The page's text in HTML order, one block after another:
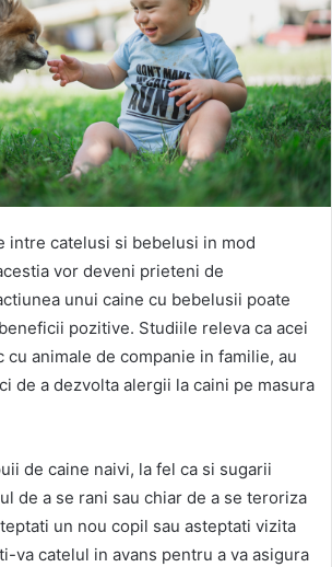
intre catelusi si bebelusi in mod
vor deveni prieteni de
unui caine cu bebelusii poate
pozitive. Studiile releva ca acei
cu animale de companie in familie, au
de a dezvolta alergii la caini pe masura
de caine naivi, la fel ca si sugarii
de a se rani sau chiar de a se teroriza
un nou copil sau asteptati vizita
va catelul in avans pentru a va asigura